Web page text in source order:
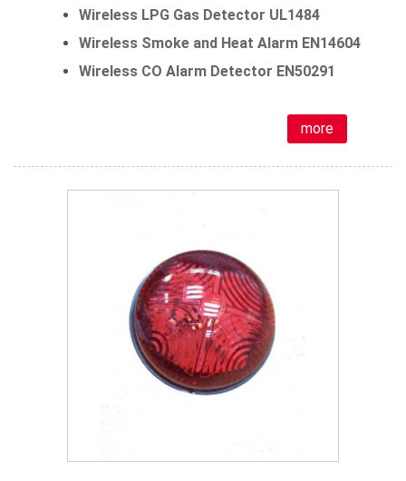
Wireless LPG Gas Detector UL1484
Wireless Smoke and Heat Alarm EN14604
Wireless CO Alarm Detector EN50291
more